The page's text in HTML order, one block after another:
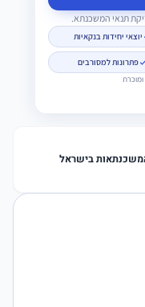
יוצאי יחידות בנקאיות
פתרונות למסורבים
בישראל